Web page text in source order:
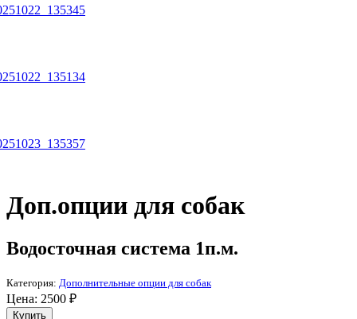
Доп.опции для собак
Водосточная система 1п.м.
Категория: Дополнительные опции для собак
Цена: 2500 ₽